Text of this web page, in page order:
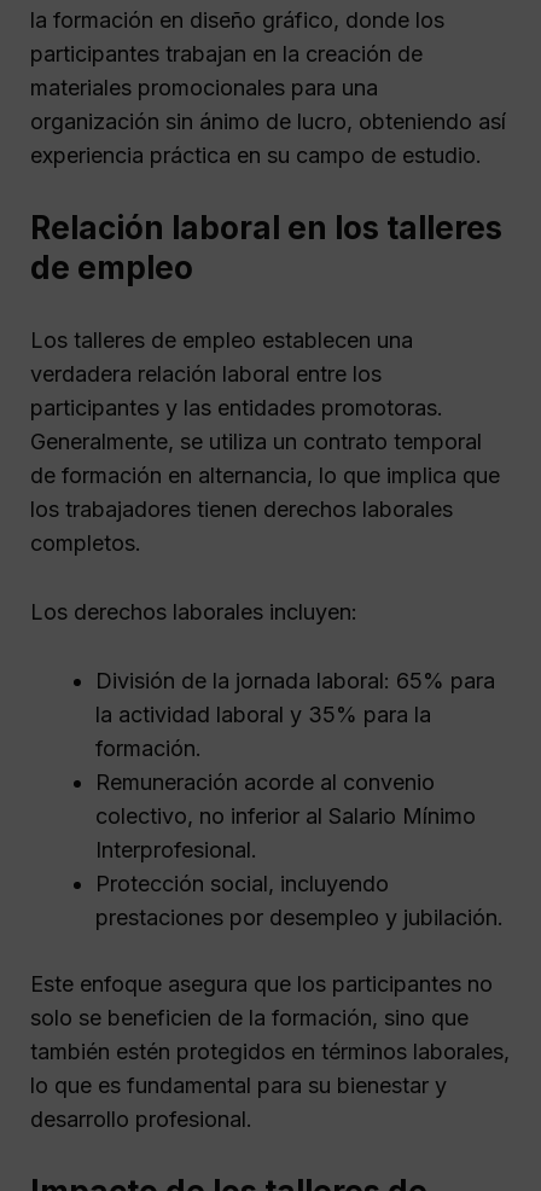
la formación en diseño gráfico, donde los
participantes trabajan en la creación de
materiales promocionales para una
organización sin ánimo de lucro, obteniendo así
experiencia práctica en su campo de estudio.
Relación laboral en los talleres
de empleo
Los talleres de empleo establecen una
verdadera relación laboral entre los
participantes y las entidades promotoras.
Generalmente, se utiliza un contrato temporal
de formación en alternancia, lo que implica que
los trabajadores tienen derechos laborales
completos.
Los derechos laborales incluyen:
División de la jornada laboral: 65% para
la actividad laboral y 35% para la
formación.
Remuneración acorde al convenio
colectivo, no inferior al Salario Mínimo
Interprofesional.
Protección social, incluyendo
prestaciones por desempleo y jubilación.
Este enfoque asegura que los participantes no
solo se beneficien de la formación, sino que
también estén protegidos en términos laborales,
lo que es fundamental para su bienestar y
desarrollo profesional.